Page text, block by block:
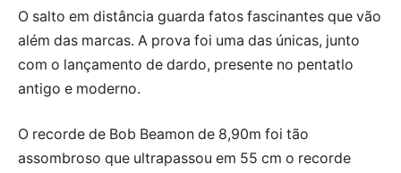
O salto em distância guarda fatos fascinantes que vão
além das marcas. A prova foi uma das únicas, junto
com o lançamento de dardo, presente no pentatlo
antigo e moderno.
O recorde de Bob Beamon de 8,90m foi tão
assombroso que ultrapassou em 55 cm o recorde